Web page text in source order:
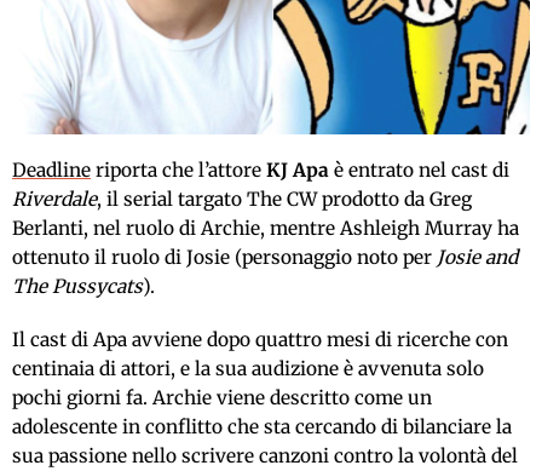
Deadline riporta che l’attore KJ Apa è entrato nel cast di
Riverdale, il serial targato The CW prodotto da Greg
Berlanti, nel ruolo di Archie, mentre Ashleigh Murray ha
ottenuto il ruolo di Josie (personaggio noto per Josie and
The Pussycats).
Il cast di Apa avviene dopo quattro mesi di ricerche con
centinaia di attori, e la sua audizione è avvenuta solo
pochi giorni fa. Archie viene descritto come un
adolescente in conflitto che sta cercando di bilanciare la
sua passione nello scrivere canzoni contro la volontà del